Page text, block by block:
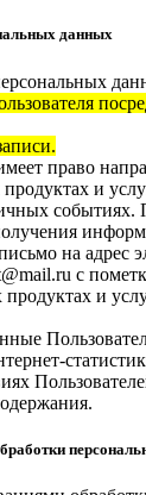
данных
право
и
событиях.
на адрес
с
и